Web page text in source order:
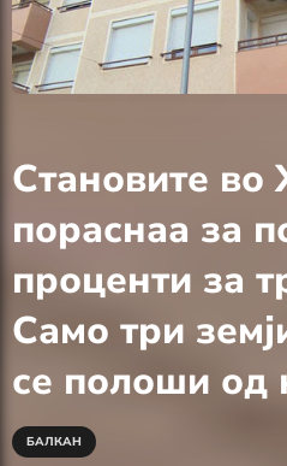
Становите во
пораснаа за
проценти за
Само три
се полоши од
БАЛКАН